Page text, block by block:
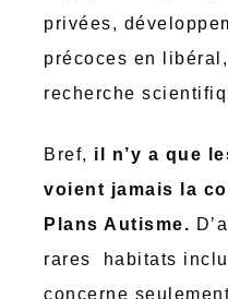
privées,
précoces en
recherche
Bref, il n’y a que
voient jamais la
Plans Autisme.
rares habitats
concerne